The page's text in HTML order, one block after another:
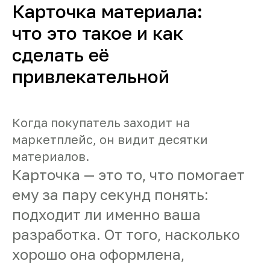
Карточка материала:
что это такое и как
сделать её
привлекательной
Когда покупатель заходит на
маркетплейс, он видит десятки
материалов.
Карточка — это то, что помогает
ему за пару секунд понять:
подходит ли именно ваша
разработка. От того, насколько
хорошо она оформлена,